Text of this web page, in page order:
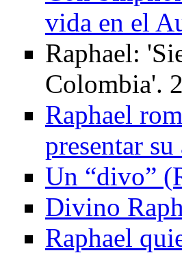
vida en el
Raphael:
Colombia'.
Raphael
presentar
Un “divo”
Divino
Raphael